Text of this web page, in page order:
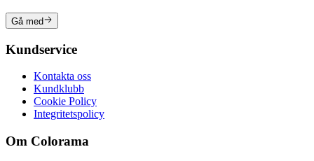
Gå med
Kundservice
Kontakta oss
Kundklubb
Cookie Policy
Integritetspolicy
Om Colorama